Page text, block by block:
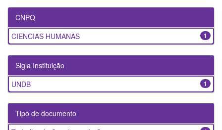
CNPQ
1
CIENCIAS HUMANAS
Sigla Instituição
1
UNDB
Tipo de documento